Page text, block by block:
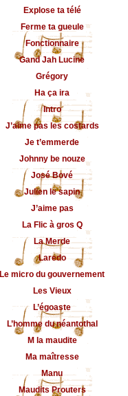
Explose ta télé
Ferme ta gueule
Fonctionnaire
Gand Jah Lucine
Grégory
Ha ça ira
Intro
J’aime pas les costards
Je t’emmerde
Johnny be nouze
José Bové
Julien le sapin
J’aime pas
La Flic à gros Q
La Merde
Laredo
Le micro du gouvernement
Les Vieux
L’égoaste
L’homme du néantothal
M la maudite
Ma maîtresse
Manu
Maudits Prouters